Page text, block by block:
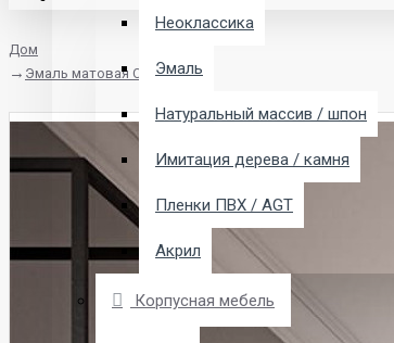
Неоклассика
Эмаль
Натуральный массив / шпон
Имитация дерева / камня
Пленки ПВХ / AGT
Акрил
Корпусная мебель
Дом
Эмаль матовая Система